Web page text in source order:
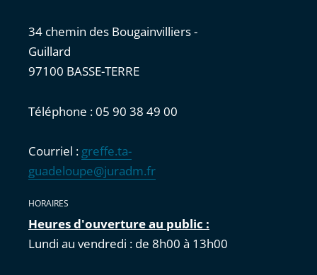
34 chemin des Bougainvilliers -
Guillard
97100 BASSE-TERRE
Téléphone : 05 90 38 49 00
Courriel : greffe.ta-
guadeloupe@juradm.fr
HORAIRES
Heures d'ouverture au public :
Lundi au vendredi : de 8h00 à 13h00